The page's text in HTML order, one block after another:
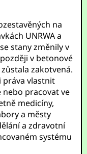
na
UNRWA a
stany změnily v
v betonové
zůstala zakotvená.
práva vlastnit
pracovat ve
medicíny,
a městy
a zdravotní
systému